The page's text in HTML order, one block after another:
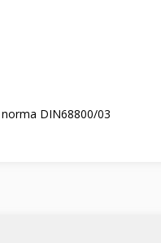
DIN68800/03